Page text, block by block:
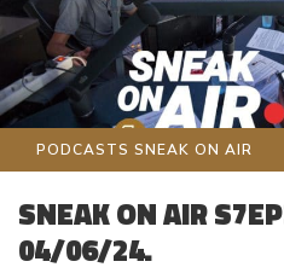
PODCASTS SNEAK ON AIR
SNEAK ON AIR
04/06/24.